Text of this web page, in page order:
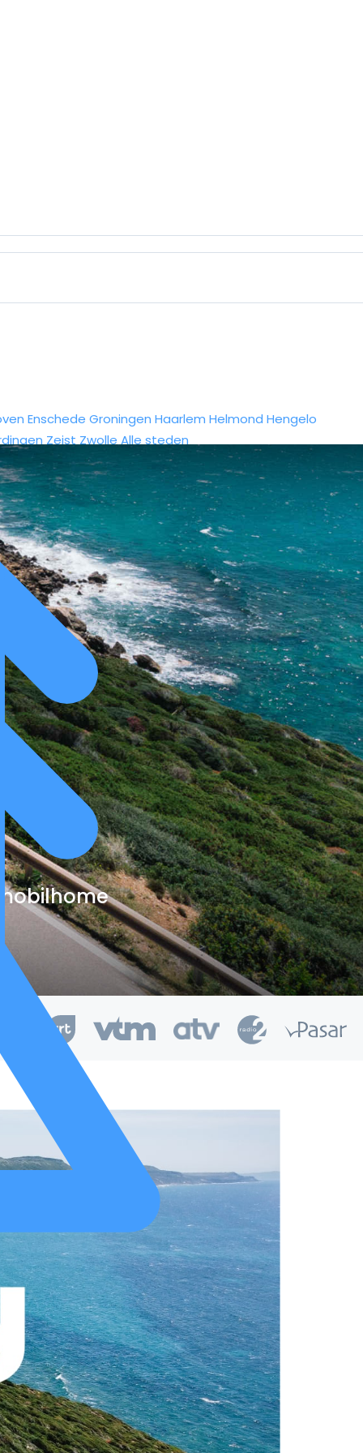
Enschede Groningen Haarlem Helmond Hengelo
Zeist Zwolle Alle steden
van